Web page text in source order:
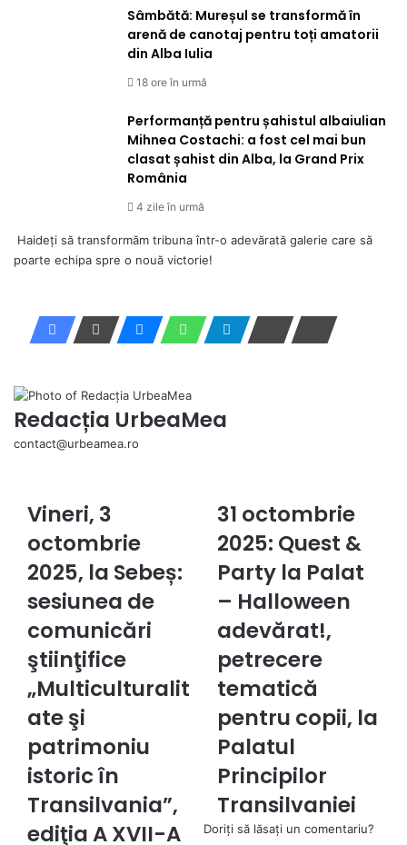
Sâmbătă: Mureșul se transformă în
arenă de canotaj pentru toți amatorii
din Alba Iulia
18 ore în urmă
Performanță pentru șahistul albaiulian
Mihnea Costachi: a fost cel mai bun
clasat șahist din Alba, la Grand Prix
România
4 zile în urmă
Haideți să transformăm tribuna într-o adevărată galerie care să
poarte echipa spre o nouă victorie!
Redacția UrbeaMea
contact@urbeamea.ro
Vineri,
octombrie
2025,
la
Sebeș:
de
comunicări
ştiinţifice
„Multiculturalitate
şi
patrimoniu
istoric
în
Transilvania”,
ediţia
A
Vineri, 3
octombrie
2025, la Sebeș:
sesiunea de
comunicări
ştiinţifice
„Multiculturalit
ate şi
patrimoniu
istoric în
Transilvania”,
ediţia A XVII-A
31
2025:
Quest
&
Party
Palat
–
Halloween
adevărat!,
petrecere
tematică
pentru
copii,
Palatul
Principilor
31 octombrie
2025: Quest &
Party la Palat
– Halloween
adevărat!,
petrecere
tematică
pentru copii, la
Palatul
Principilor
Transilvaniei
Doriți să lăsați un comentariu?